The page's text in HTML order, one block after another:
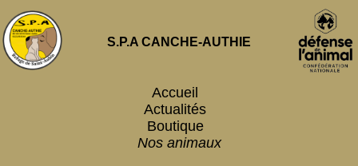
S.P.A CANCHE-AUTHIE
Accueil
Actualités
Boutique
Nos animaux